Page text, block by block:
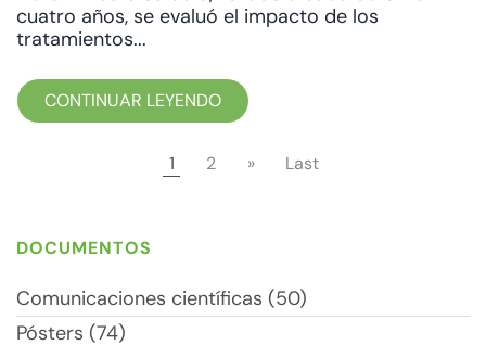
cuatro años, se evaluó el impacto de los
tratamientos...
CONTINUAR LEYENDO
1 2 » Last
DOCUMENTOS
Comunicaciones científicas (50)
Pósters (74)